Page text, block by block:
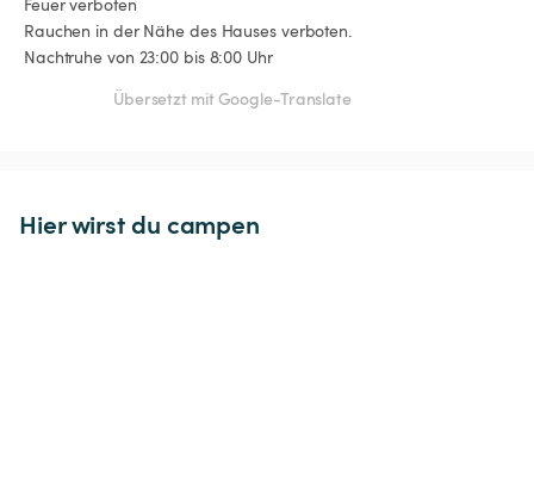
Nachtruhe von 23:00 bis 8:00 Uhr
Übersetzt mit Google-Translate
Hier wirst du campen